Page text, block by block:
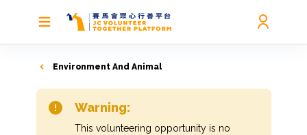
Environment And Animal
Warning:
This volunteering opportunity is no